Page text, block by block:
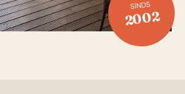
SINDS
2002